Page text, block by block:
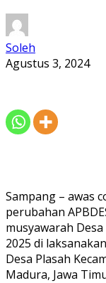
Soleh
Agustus 3, 2024
Sampang – awas
perubahan
musyawarah
2025 di
Desa Plasah
Madura, Jawa